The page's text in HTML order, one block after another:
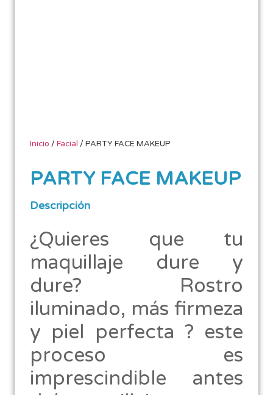
Inicio /Facial / PARTY FACE MAKEUP
PARTY FACE MAKEUP
Descripción
¿Quieres que tu
maquillaje dure y
dure? Rostro
iluminado, más firmeza
y piel perfecta ? este
proceso es
imprescindible antes